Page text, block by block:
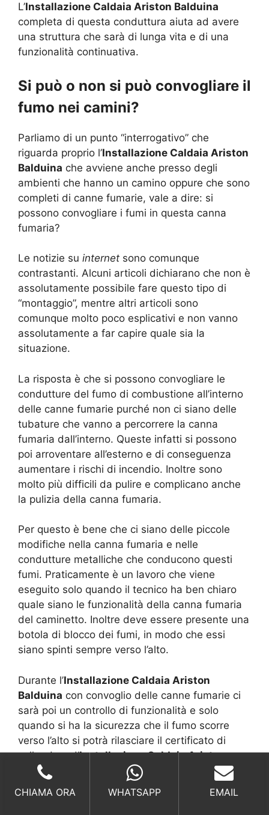
L’Installazione Caldaia Ariston Balduina
completa di questa conduttura aiuta ad avere
una struttura che sarà di lunga vita e di una
funzionalità continuativa.
Si può o non si può convogliare il
fumo nei camini?
Parliamo di un punto “interrogativo” che
riguarda proprio l’Installazione Caldaia Ariston
Balduina che avviene anche presso degli
ambienti che hanno un camino oppure che sono
completi di canne fumarie, vale a dire: si
possono convogliare i fumi in questa canna
fumaria?
Le notizie su internet sono comunque
contrastanti. Alcuni articoli dichiarano che non è
assolutamente possibile fare questo tipo di
“montaggio”, mentre altri articoli sono
comunque molto poco esplicativi e non vanno
assolutamente a far capire quale sia la
situazione.
La risposta è che si possono convogliare le
condutture del fumo di combustione all’interno
delle canne fumarie purché non ci siano delle
tubature che vanno a percorrere la canna
fumaria dall’interno. Queste infatti si possono
poi arroventare all’esterno e di conseguenza
aumentare i rischi di incendio. Inoltre sono
molto più difficili da pulire e complicano anche
la pulizia della canna fumaria.
Per questo è bene che ci siano delle piccole
modifiche nella canna fumaria e nelle
condutture metalliche che conducono questi
fumi. Praticamente è un lavoro che viene
eseguito solo quando il tecnico ha ben chiaro
quale siano le funzionalità della canna fumaria
del caminetto. Inoltre deve essere presente una
botola di blocco dei fumi, in modo che essi
siano spinti sempre verso l’alto.
Durante l’Installazione Caldaia Ariston
Balduina con convoglio delle canne fumarie ci
sarà poi un controllo di funzionalità e solo
quando si ha la sicurezza che il fumo scorre
verso l’alto si potrà rilasciare il certificato di
collaudo e d’Installazione Caldaia Ariston
Balduina
CHIAMA ORA WHATSAPP EMAIL